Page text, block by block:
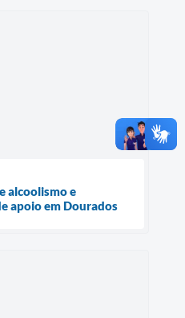
alcoolismo e
apoio em Dourados